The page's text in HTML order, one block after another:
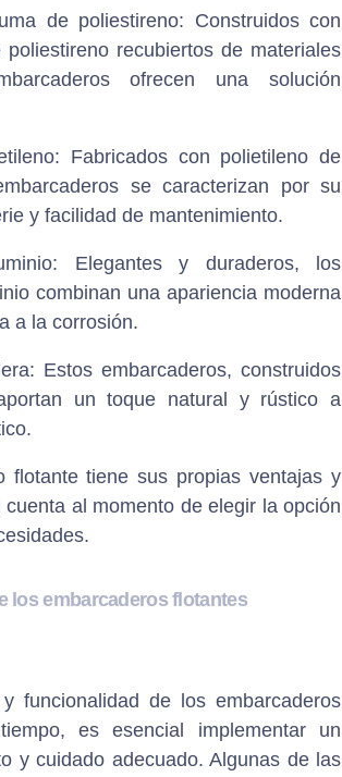
de poliestireno: Construidos con
recubiertos de materiales
ofrecen una solución
: Fabricados con polietileno de
se caracterizan por su
y facilidad de mantenimiento.
: Elegantes y duraderos, los
combinan una apariencia moderna
a la corrosión.
: Estos embarcaderos, construidos
un toque natural y rústico a
flotante tiene sus propias ventajas y
al momento de elegir la opción
los embarcaderos flotantes
funcionalidad de los embarcaderos
es esencial implementar un
y cuidado adecuado. Algunas de las